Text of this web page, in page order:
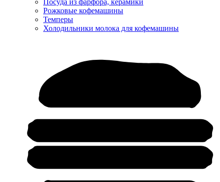
Посуда из фарфора, керамики
Рожковые кофемашины
Темперы
Холодильники молока для кофемашины